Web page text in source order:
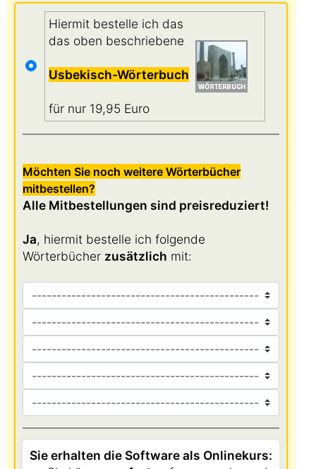
Hiermit bestelle ich das
das oben beschriebene
Usbekisch-Wörterbuch
für nur 19,95 Euro
Möchten Sie noch weitere Wörterbücher
mitbestellen?
Alle Mitbestellungen sind preisreduziert!
Ja, hiermit bestelle ich folgende
Wörterbücher zusätzlich mit:
Sie erhalten die Software als Onlinekurs: